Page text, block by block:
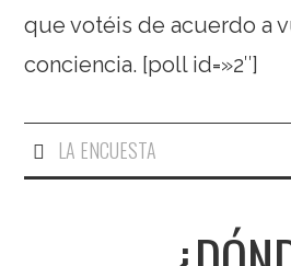
que votéis de acuerdo a
conciencia. [poll id=»2″]
LA ENCUESTA